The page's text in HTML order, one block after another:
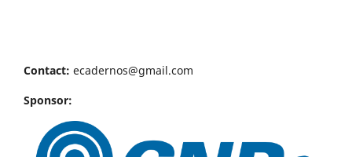
Contact: ecadernos@gmail.com
Sponsor: